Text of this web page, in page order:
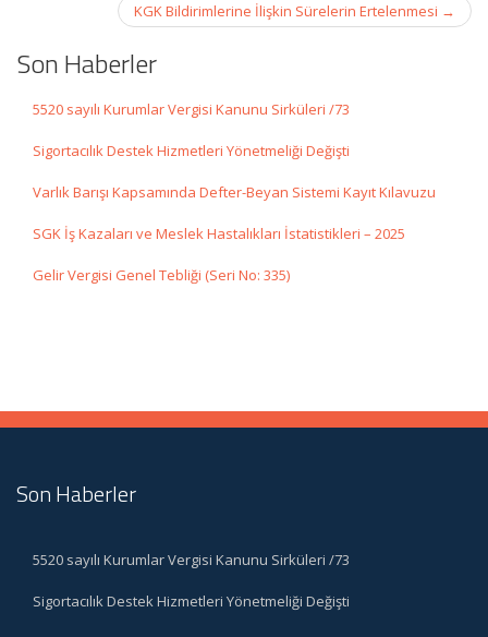
KGK Bildirimlerine İlişkin Sürelerin Ertelenmesi →
Son Haberler
5520 sayılı Kurumlar Vergisi Kanunu Sirküleri /73
Sigortacılık Destek Hizmetleri Yönetmeliği Değişti
Varlık Barışı Kapsamında Defter-Beyan Sistemi Kayıt Kılavuzu
SGK İş Kazaları ve Meslek Hastalıkları İstatistikleri – 2025
Gelir Vergisi Genel Tebliği (Seri No: 335)
Son Haberler
5520 sayılı Kurumlar Vergisi Kanunu Sirküleri /73
Sigortacılık Destek Hizmetleri Yönetmeliği Değişti